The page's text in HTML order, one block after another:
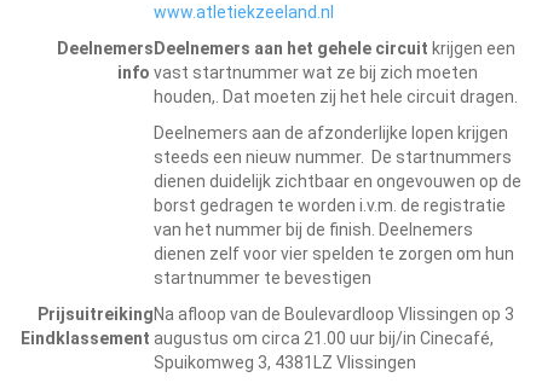
www.atletiekzeeland.nl
Deelnemers
info
Deelnemers aan het gehele circuit krijgen een
vast startnummer wat ze bij zich moeten
houden,. Dat moeten zij het hele circuit dragen.
Deelnemers aan de afzonderlijke lopen krijgen
steeds een nieuw nummer. De startnummers
dienen duidelijk zichtbaar en ongevouwen op de
borst gedragen te worden i.v.m. de registratie
van het nummer bij de finish. Deelnemers
dienen zelf voor vier spelden te zorgen om hun
startnummer te bevestigen
Prijsuitreiking
Eindklassement
Na afloop van de Boulevardloop Vlissingen op 3
augustus om circa 21.00 uur bij/in Cinecafé,
Spuikomweg 3, 4381LZ Vlissingen